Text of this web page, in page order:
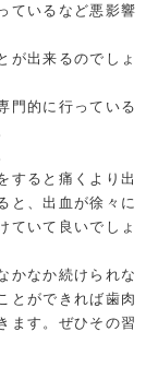
ているなど悪影響
が出来るのでしょ
門的に行っている
すると痛くより出
と、出血が徐々に
ていて良いでしょ
かなか続けられな
とができれば歯肉
ます。ぜひその習